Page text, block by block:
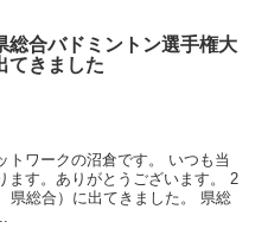
総合バドミントン選手権大
てきました
トワークの沼倉です。 いつも当
ます。ありがとうございます。 2
県総合）に出てきました。 県総